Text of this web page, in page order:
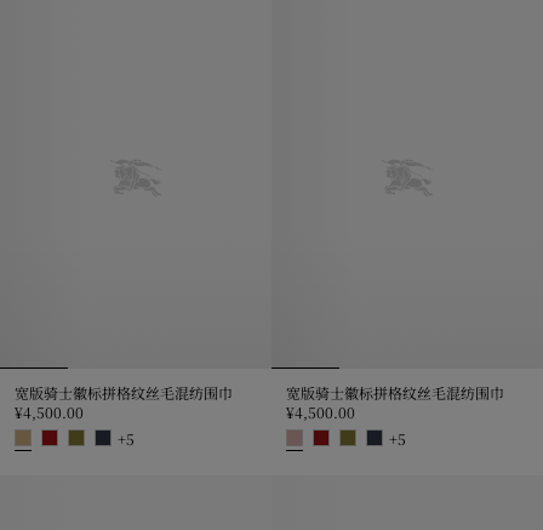
宽版骑士徽标拼格纹丝毛混纺围巾
¥4,500.00
+5
宽版骑士徽标拼格纹丝毛混纺围巾
¥4,500.00
+5